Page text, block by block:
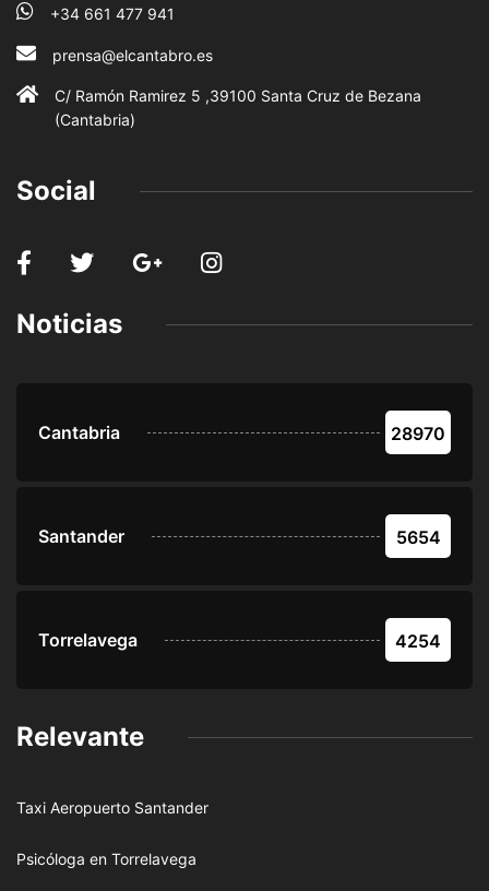
+34 661 477 941
prensa@elcantabro.es
C/ Ramón Ramirez 5 ,39100 Santa Cruz de Bezana
(Cantabria)
Social
Noticias
Cantabria 28970
Santander 5654
Torrelavega 4254
Relevante
Taxi Aeropuerto Santander
Psicóloga en Torrelavega